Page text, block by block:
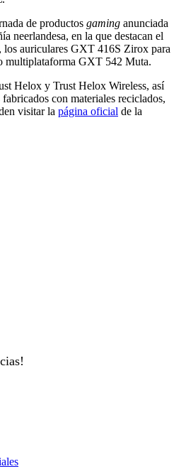
de productos gaming anunciada
neerlandesa, en la que destacan el
auriculares GXT 416S Zirox para
multiplataforma GXT 542 Muta.
Helox y Trust Helox Wireless, así
con materiales reciclados,
visitar la página oficial de la